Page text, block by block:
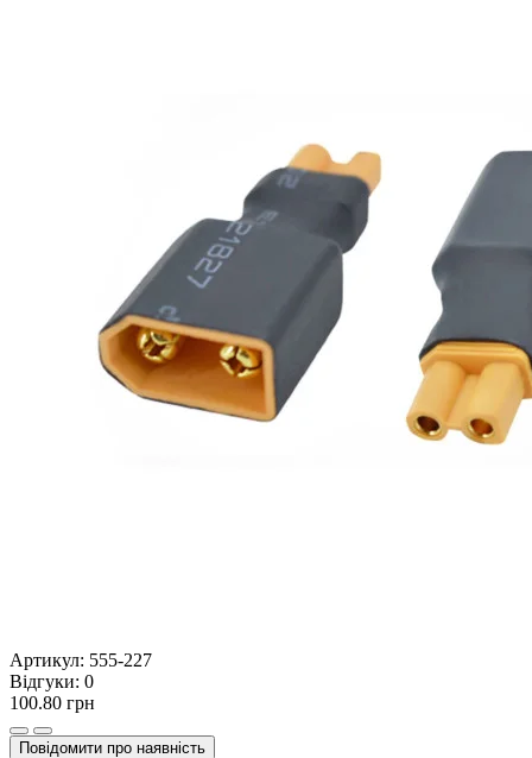
Артикул: 555-227
Відгуки: 0
100.80 грн
Повідомити про наявність